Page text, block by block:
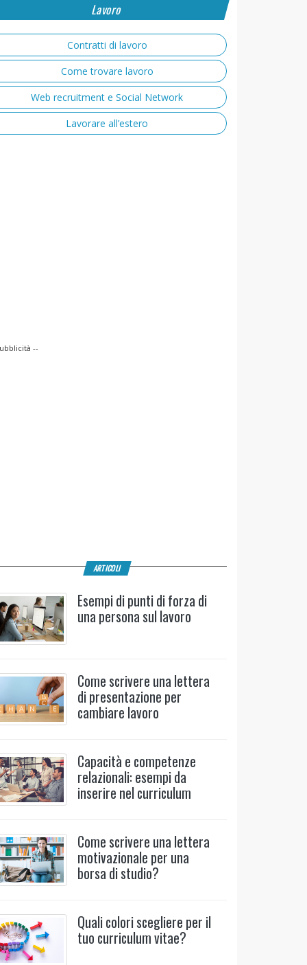
Lavoro
Contratti di lavoro
Come trovare lavoro
Web recruitment e Social Network
Lavorare all’estero
--
ARTICOLI
Esempi di punti di forza di
una persona sul lavoro
Come scrivere una lettera
di presentazione per
cambiare lavoro
Capacità e competenze
relazionali: esempi da
inserire nel curriculum
Come scrivere una lettera
motivazionale per una
borsa di studio?
Quali colori scegliere per il
tuo curriculum vitae?